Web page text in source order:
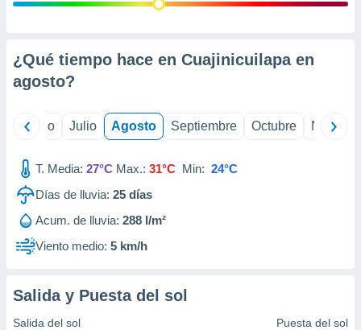
e
mediante
de
1199
¿Qué tiempo hace en Cuajinicuilapa en
agosto?
Junio Julio Agosto Septiembre Octubre
T. Media: 27°C Max.: 31°C Min: 24°C
Días de lluvia: 25 días
Acum. de lluvia: 288 l/m²
Viento medio: 5 km/h
Salida y Puesta del sol
Salida del sol Puesta del sol